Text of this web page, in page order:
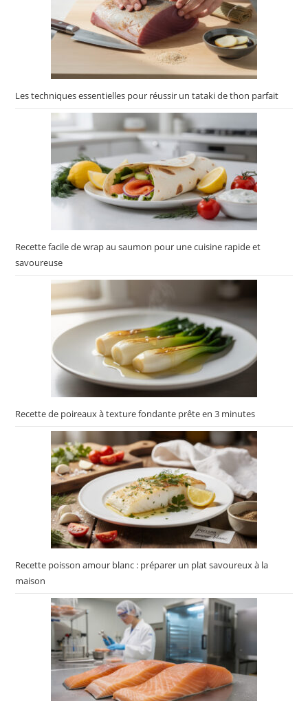
Les techniques essentielles pour réussir un tataki de thon parfait
Recette facile de wrap au saumon pour une cuisine rapide et
savoureuse
Recette de poireaux à texture fondante prête en 3 minutes
Recette poisson amour blanc : préparer un plat savoureux à la
maison